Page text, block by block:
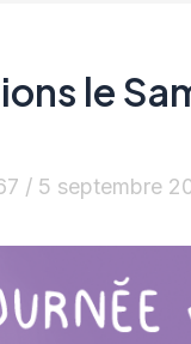
le
/ 5 septembre